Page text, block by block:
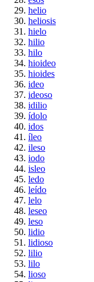
helio
heliosis
hielo
hilio
hilo
hioideo
hioides
ideo
ideoso
idilio
ídolo
idos
íleo
ileso
iodo
isleo
ledo
leído
lelo
leseo
leso
lidio
lidioso
lilio
lilo
lioso